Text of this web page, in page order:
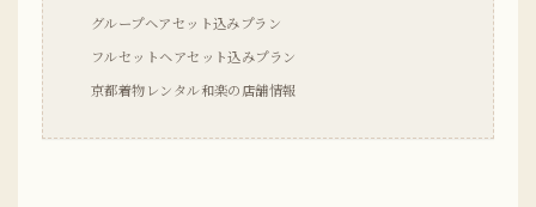
グループヘアセット込みプラン
フルセットヘアセット込みプラン
京都着物レンタル和楽の店舗情報